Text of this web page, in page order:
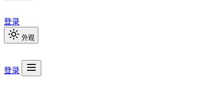
登录
外观
登录